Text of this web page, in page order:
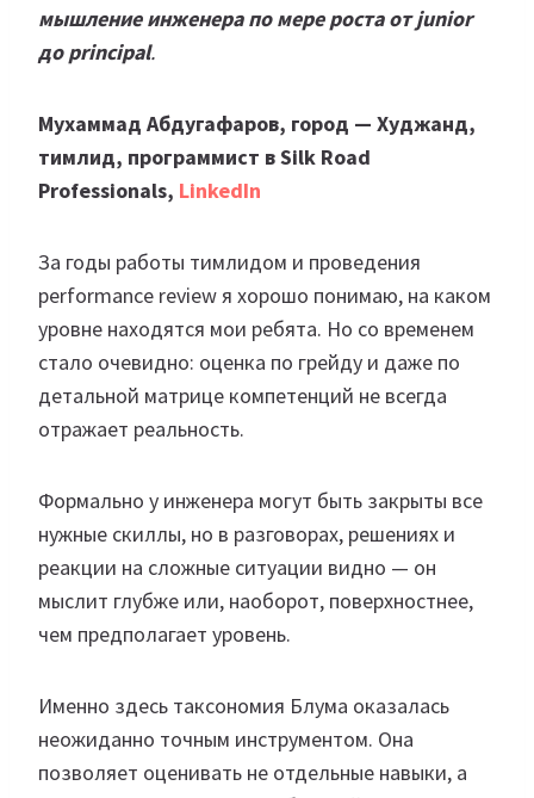
мышление инженера по мере роста от junior
до principal.
Мухаммад Абдугафаров, город — Худжанд,
тимлид, программист в Silk Road
Professionals, LinkedIn
За годы работы тимлидом и проведения
performance review я хорошо понимаю, на каком
уровне находятся мои ребята. Но со временем
стало очевидно: оценка по грейду и даже по
детальной матрице компетенций не всегда
отражает реальность.
Формально у инженера могут быть закрыты все
нужные скиллы, но в разговорах, решениях и
реакции на сложные ситуации видно — он
мыслит глубже или, наоборот, поверхностнее,
чем предполагает уровень.
Именно здесь таксономия Блума оказалась
неожиданно точным инструментом. Она
позволяет оценивать не отдельные навыки, а